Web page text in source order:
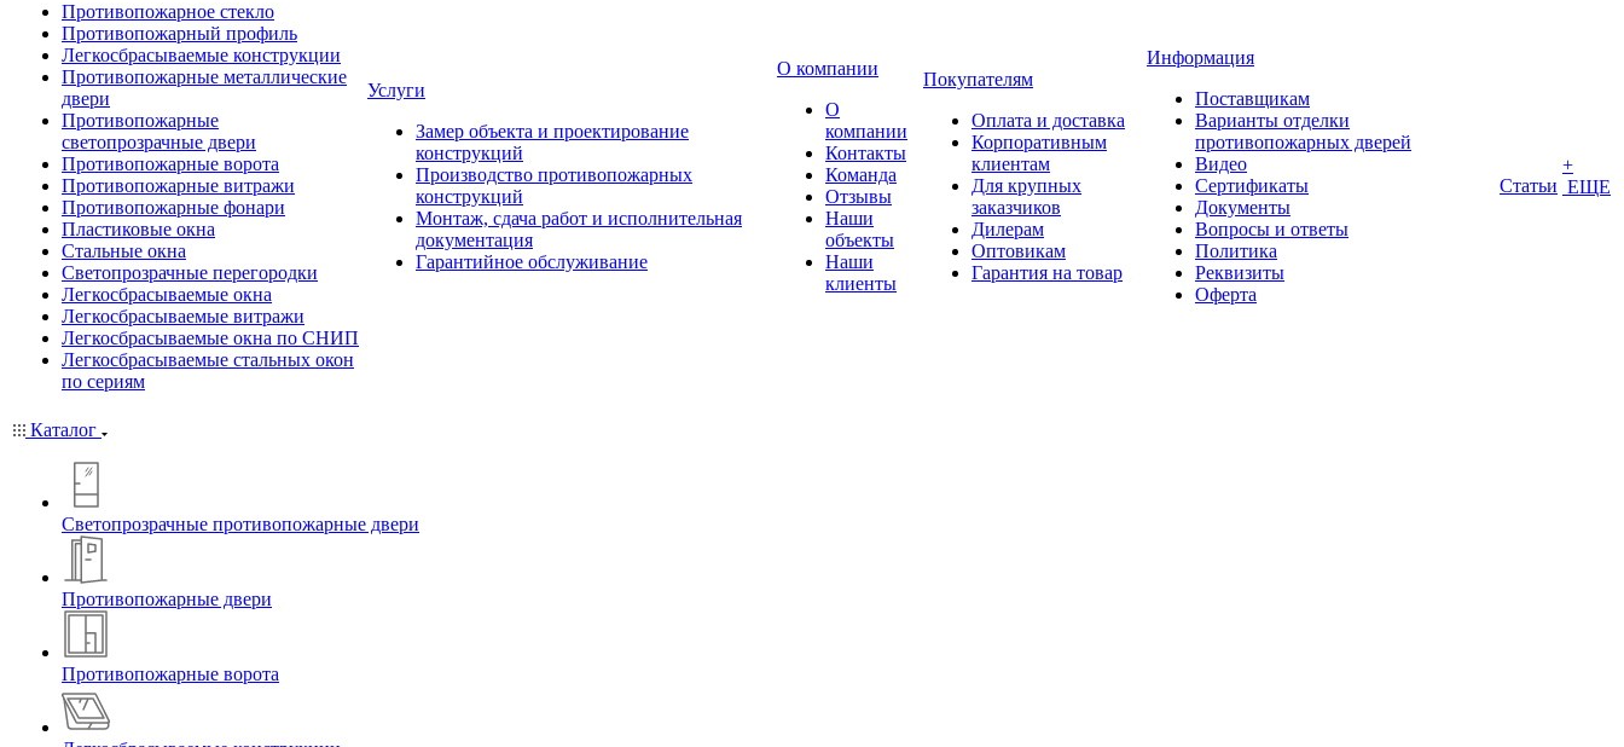
Противопожарное стекло
Противопожарный профиль
Легкосбрасываемые конструкции
Противопожарные металлические
двери
Противопожарные
светопрозрачные двери
Противопожарные ворота
Противопожарные витражи
Противопожарные фонари
Пластиковые окна
Стальные окна
Светопрозрачные перегородки
Легкосбрасываемые окна
Легкосбрасываемые витражи
Легкосбрасываемые окна по СНИП
Легкосбрасываемые стальных окон
по сериям
Услуги
Замер объекта и проектирование
конструкций
Производство противопожарных
конструкций
Монтаж, сдача работ и исполнительная
документация
Гарантийное обслуживание
О компании
О
компании
Контакты
Команда
Отзывы
Наши
объекты
Наши
клиенты
Покупателям
Оплата и доставка
Корпоративным
клиентам
Для крупных
заказчиков
Дилерам
Оптовикам
Гарантия на товар
Информация
Поставщикам
Варианты отделки
противопожарных дверей
Видео
Сертификаты
Документы
Вопросы и ответы
Политика
Реквизиты
Оферта
Статьи
+
ЕЩЕ
Каталог
Светопрозрачные противопожарные двери
Противопожарные двери
Противопожарные ворота